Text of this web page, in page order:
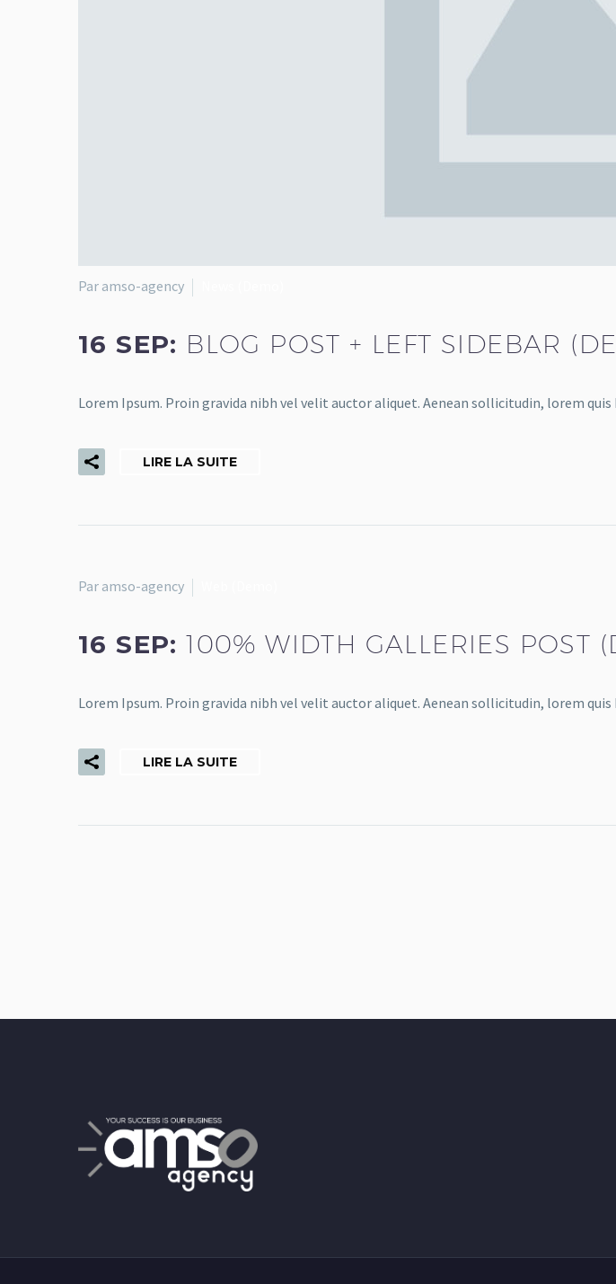
Par amso-agency
16 SEP: BLOG POST + LEFT SIDEBAR
Lorem Ipsum. Proin gravida nibh vel velit auctor aliquet. Aenean sollicitudin, lorem
LIRE LA SUITE
Par amso-agency
16 SEP:100% WIDTH GALLERIES POST
Lorem Ipsum. Proin gravida nibh vel velit auctor aliquet. Aenean sollicitudin, lorem
LIRE LA SUITE